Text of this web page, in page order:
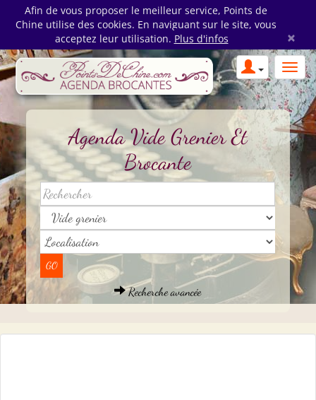
Afin de vous proposer le meilleur service, Points de
Chine utilise des cookies. En naviguant sur le site, vous
acceptez leur utilisation. Plus d'infos ×
Agenda Vide Grenier Et
Brocante
Recherche avancée